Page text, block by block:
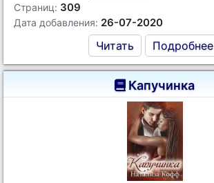
Страниц: 309
Дата добавления: 26-07-2020
Читать Подробнее
Капучинка